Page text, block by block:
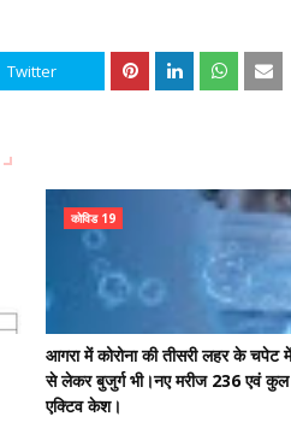
Twitter
कोविड 19
आगरा में कोरोना की तीसरी लहर के चपेट
से लेकर बुजुर्ग भी।नए मरीज 236 एवं
एक्टिव केश।